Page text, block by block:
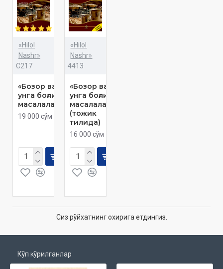
«Hilol
Nashr»
C217
«Бозор ва
унга боғлиқ
масалалар»
19 000 сўм
«Hilol
Nashr»
4413
«Бозор ва
унга боғлиқ
масалалар»
(тожик
тилида)
16 000 сўм
Сиз рўйхатнинг охирига етдингиз.
Кўп кўрилганлар